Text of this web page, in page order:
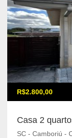
R$2.800,00
Casa 2
SC - Camboriú -